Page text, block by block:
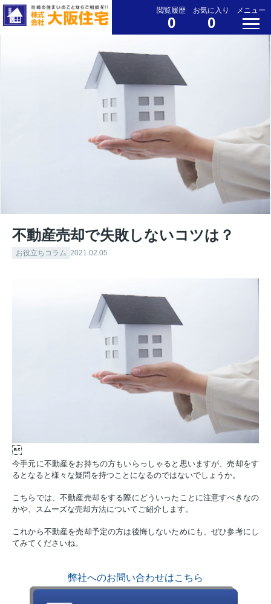
閲覧履歴
0
お気に入り
0
メニュー
不動産売却で失敗しないコツは？
お役立ちコラム 2021.02.05

今手元に不動産をお持ちの方もいらっしゃると思いますが、売却をす
るとなると様々な疑問を持つことになるのではないでしょうか。
こちらでは、不動産売却をする際にどういったことに注意すべきなの
かや、スムーズな売却方法についてご紹介します。
これから不動産を売却予定の方は後悔しないためにも、ぜひ参考にし
てみてくださいね。
弊社へのお問い合わせはこちら